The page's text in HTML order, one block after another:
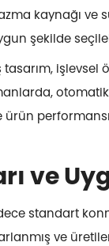
kaynağı
şekilde
işlevsel
ürün
ve
standart
ve